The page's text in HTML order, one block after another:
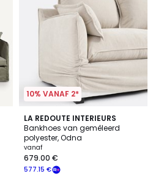
10% VANAF 2*
LA REDOUTE INTERIEURS
Bankhoes van gemêleerd
polyester, Odna
vanaf
577.15 €
679.00 €
9
Kleuren